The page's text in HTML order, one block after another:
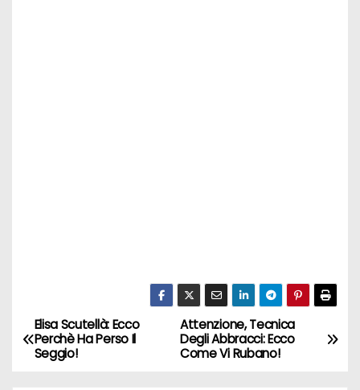
N
a
Attenzione, Tecnica
Degli Abbracci: Ecco
Come Vi Rubano!
Elisa Scutellà: Ecco
Perchè Ha Perso Il
Seggio!